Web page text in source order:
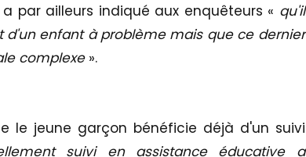
par ailleurs indiqué aux enquêteurs « qu'il
d'un enfant à problème mais que ce dernier
complexe ».
le jeune garçon bénéficie déjà d'un suivi
suivi en assistance éducative a